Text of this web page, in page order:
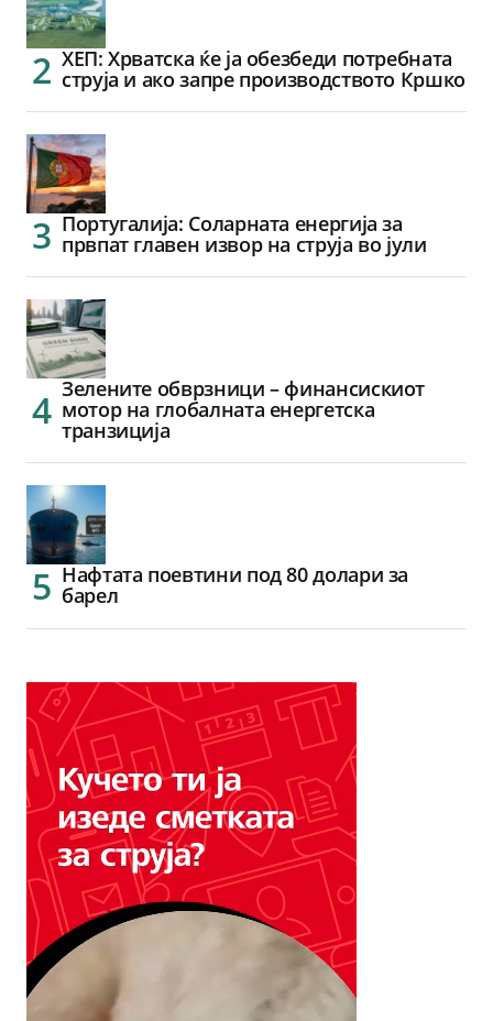
ХЕП: Хрватска ќе ја обезбеди потребната
струја и ако запре производството Кршко
Португалија: Соларната енергија за
првпат главен извор на струја во јули
Зелените обврзници – финансискиот
мотор на глобалната енергетска
транзиција
Нафтата поевтини под 80 долари за
барел